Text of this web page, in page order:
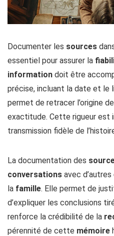
Documenter les sources
essentiel pour assurer la
information doit être
précise, incluant la date et le
permet de retracer l’origine
exactitude. Cette rigueur est
transmission fidèle de
La documentation des
conversations avec
la famille. Elle permet de
d’expliquer les conclusions
renforce la crédibilité de la
pérennité de cette mémoire